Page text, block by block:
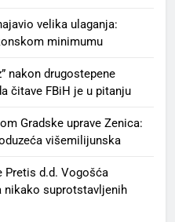
velika ulaganja:
minimumu
nakon drugostepene
čitave FBiH je u pitanju
Gradske uprave Zenica:
višemilijunska
Pretis d.d. Vogošća
nikako suprotstavljenih